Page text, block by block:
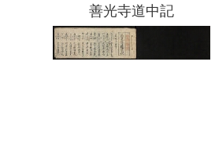
善光寺道中記